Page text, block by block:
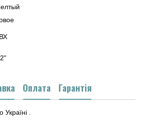
Оплата Гарантія
.